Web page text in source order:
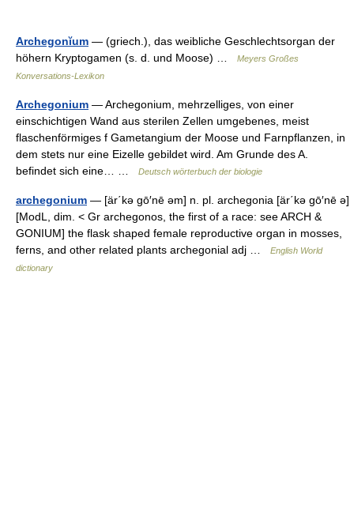
Archegonĭum — (griech.), das weibliche Geschlechtsorgan der
höhern Kryptogamen (s. d. und Moose) …
Meyers Großes
Konversations-Lexikon
Archegonium — Archegonium, mehrzelliges, von einer
einschichtigen Wand aus sterilen Zellen umgebenes, meist
flaschenförmiges f Gametangium der Moose und Farnpflanzen, in
dem stets nur eine Eizelle gebildet wird. Am Grunde des A.
befindet sich eine… …
Deutsch wörterbuch der biologie
archegonium — [är΄kə gō′nē əm] n. pl. archegonia [är΄kə gō′nē ə]
[ModL, dim. < Gr archegonos, the first of a race: see ARCH &
GONIUM] the flask shaped female reproductive organ in mosses,
ferns, and other related plants archegonial adj …
English World
dictionary